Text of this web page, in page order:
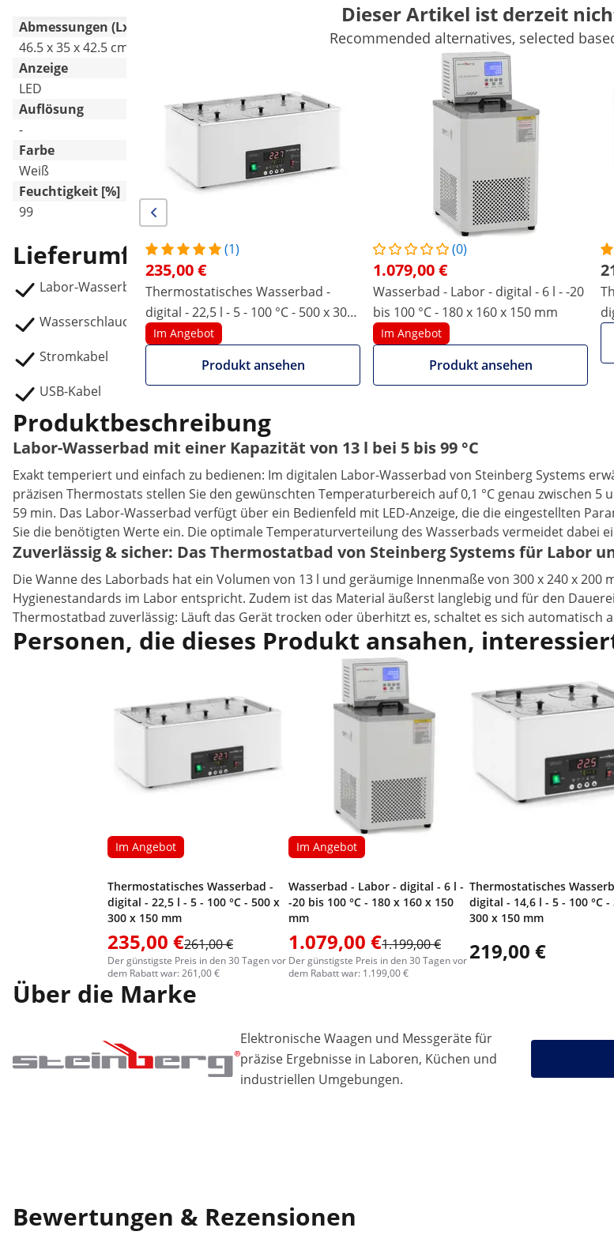
Abmessungen (LxBxH)
46.5 x 35 x 42.5 cm
53.5 x 32 x 23 cm 37.5 x 32 x
Anzeige
LED
LED
Auflösung
-
Farbe
Weiß
-
Feuchtigkeit [%]
99
Weitere Merkmale vergleichen
Lieferumfang
Labor-Wasserbad SBS-TWB-300
Wasserschlauch
Stromkabel
USB-Kabel
Dieser Artikel ist derzeit
Recommended alternatives, selected
(1)
235,00 €
Thermostatisches Wasserbad -
digital - 22,5 l - 5 - 100 °C - 500 x 300
x 150 mm
Im Angebot
Produkt ansehen
(0)
1.079,00 €
Wasserbad - Labor - digital - 6 l - -20
bis 100 °C - 180 x 160 x 150 mm
Im Angebot
Produkt ansehen
Produktbeschreibung
Labor-Wasserbad mit einer Kapazität von 13 l bei 5 bis 99 °C
Exakt temperiert und einfach zu bedienen: Im digitalen Labor-Wasserbad von Steinberg Systems
präzisen Thermostats stellen Sie den gewünschten Temperaturbereich auf 0,1 °C genau zwischen
59 min. Das Labor-Wasserbad verfügt über ein Bedienfeld mit LED-Anzeige, die die eingestellten
Sie die benötigten Werte ein. Die optimale Temperaturverteilung des Wasserbads vermeidet dabei
Zuverlässig & sicher: Das Thermostatbad von Steinberg Systems für Labor
Die Wanne des Laborbads hat ein Volumen von 13 l und geräumige Innenmaße von 300 x 240 x
Hygienestandards im Labor entspricht. Zudem ist das Material äußerst langlebig und für den
Thermostatbad zuverlässig: Läuft das Gerät trocken oder überhitzt es, schaltet es sich automatisch
Personen, die dieses Produkt ansahen,
Im Angebot
Thermostatisches Wasserbad -
digital - 22,5 l - 5 - 100 °C - 500 x
300 x 150 mm
235,00 €261,00 €
Der günstigste Preis in den 30 Tagen vor
dem Rabatt war: 261,00 €
Im Angebot
Wasserbad - Labor - digital - 6 l -
-20 bis 100 °C - 180 x 160 x 150
mm
1.079,00 €1.199,00 €
Der günstigste Preis in den 30 Tagen vor
dem Rabatt war: 1.199,00 €
Thermostatisches
digital - 14,6 l - 5 - 100 °C -
300 x 150 mm
219,00 €
Über die Marke
Elektronische Waagen und Messgeräte für
präzise Ergebnisse in Laboren, Küchen und
industriellen Umgebungen.
Bewertungen & Rezensionen